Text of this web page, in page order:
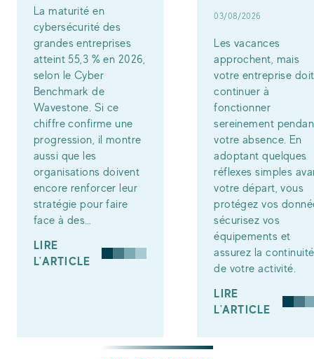
La maturité en
cybersécurité des
grandes entreprises
atteint 55,3 % en 2026,
selon le Cyber
Benchmark de
Wavestone. Si ce
chiffre confirme une
progression, il montre
aussi que les
organisations doivent
encore renforcer leur
stratégie pour faire
face à des…
LIRE
L'ARTICLE
03/08/2026
Les vacances
approchent, mais
votre entreprise doit
continuer à
fonctionner
sereinement
votre absence. En
adoptant quelques
réflexes simples
votre départ, vous
protégez vos
sécurisez vos
équipements et
assurez la continuité
de votre activité.
LIRE
L'ARTICLE